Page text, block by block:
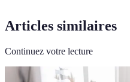
Articles similaires
Continuez votre lecture